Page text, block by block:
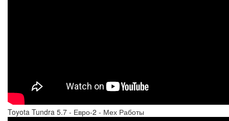
Toyota Tundra 5.7 - Евро-2 - Мех Работы